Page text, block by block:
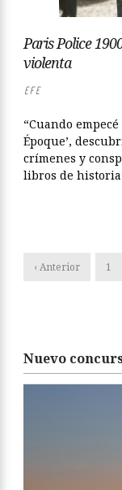
Paris Police
violenta
EFE
“Cuando
Époque’,
crímenes y
libros de
‹ Anterior 1
Nuevo